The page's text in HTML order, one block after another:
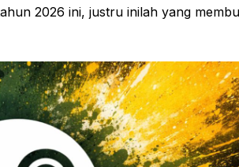
2026 ini, justru inilah yang